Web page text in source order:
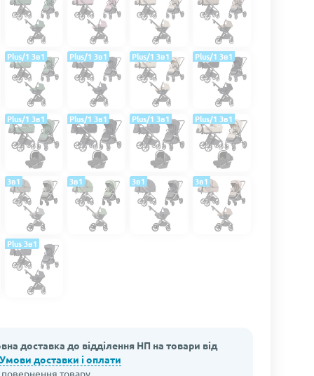
Plus/1 3в1 Plus/1 3в1 Plus/1 3в1 Plus/1 3в1
Plus/1 3в1 Plus/1 3в1 Plus/1 3в1 Plus/1 3в1
3в1 3в1 3в1 3в1
Plus 3в1
доставка до відділення НП на товари від
Умови доставки і оплати
повернення товару